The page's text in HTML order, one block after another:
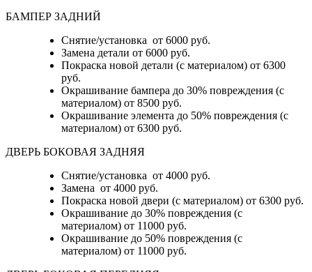
БАМПЕР ЗАДНИЙ
Снятие/установка от 6000 руб.
Замена детали от 6000 руб.
Покраска новой детали (с материалом) от 6300
руб.
Окрашивание бампера до 30% повреждения (с
материалом) от 8500 руб.
Окрашивание элемента до 50% повреждения (с
материалом) от 6300 руб.
ДВЕРЬ БОКОВАЯ ЗАДНЯЯ
Снятие/установка от 4000 руб.
Замена от 4000 руб.
Покраска новой двери (с материалом) от 6300 руб.
Окрашивание до 30% повреждения (с
материалом) от 11000 руб.
Окрашивание до 50% повреждения (с
материалом) от 11000 руб.